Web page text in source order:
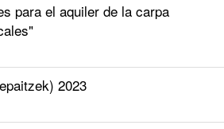
para el aquiler de la carpa
2023